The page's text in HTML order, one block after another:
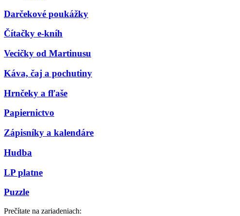
Darčekové poukážky
Čítačky e-kníh
Vecičky od Martinusu
Káva, čaj a pochutiny
Hrnčeky a fľaše
Papiernictvo
Zápisníky a kalendáre
Hudba
LP platne
Puzzle
Prečítate na zariadeniach: